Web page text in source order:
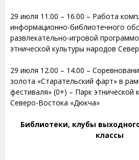
29 июля 11.00 – 16.00 – Работа
информационно-библиотечного
развлекательно-игровой
этнической культуры народов
29 июля 12.00 – 14.00 –
золота «Старательский фарт» в
фестиваля» (0+) – Парк этнической
Северо-Востока «Дюкча»
Библиотеки, клубы
классы